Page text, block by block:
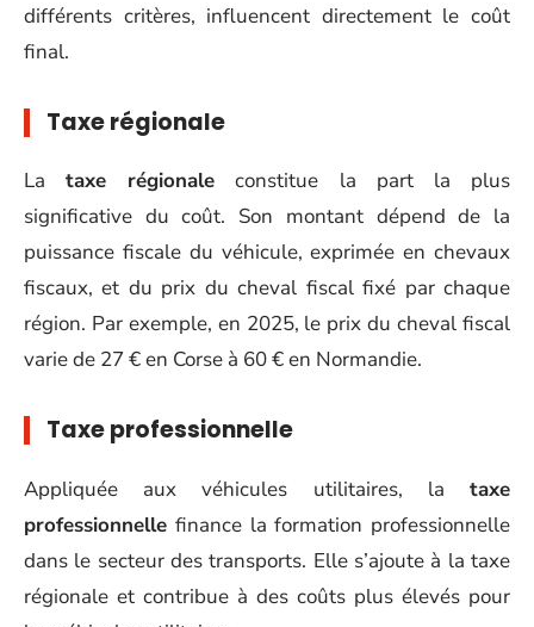
différents critères, influencent directement le coût
final.
Taxe régionale
Lataxe régionale constitue la part la plus
significative du coût. Son montant dépend de la
puissance fiscale du véhicule, exprimée en chevaux
fiscaux, et du prix du cheval fiscal fixé par chaque
région. Par exemple, en 2025, le prix du cheval fiscal
varie de 27 € en Corse à 60 € en Normandie.
Taxe professionnelle
Appliquée aux véhicules utilitaires, la taxe
professionnelle finance la formation professionnelle
dans le secteur des transports. Elle s’ajoute à la taxe
régionale et contribue à des coûts plus élevés pour